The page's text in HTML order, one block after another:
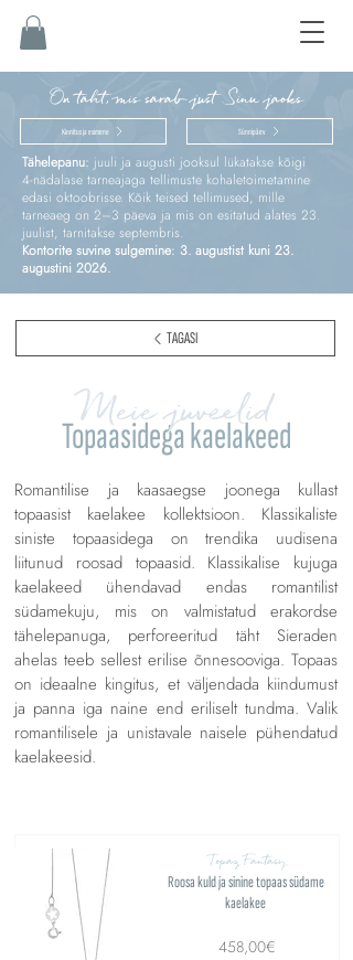
On täht, mis särab just Sinu jaoks
Kinnitus ja esimene Sünnipäev
Tähelepanu: juuli ja augusti jooksul lükatakse kõigi
4‑nädalase tarneajaga tellimuste kohaletoimetamine
edasi oktoobrisse. Kõik teised tellimused, mille
tarneaeg on 2–3 päeva ja mis on esitatud alates 23.
juulist, tarnitakse septembris.
Kontorite suvine sulgemine: 3. augustist kuni 23.
augustini 2026.
TAGASI
Topaasidega kaelakeed
Meie juveelid
Romantilise ja kaasaegse joonega kullast
topaasist kaelakee kollektsioon. Klassikaliste
siniste topaasidega on trendika uudisena
liitunud roosad topaasid. Klassikalise kujuga
kaelakeed ühendavad endas romantilist
südamekuju, mis on valmistatud erakordse
tähelepanuga, perforeeritud täht Sieraden
ahelas teeb sellest erilise õnnesooviga. Topaas
on ideaalne kingitus, et väljendada kiindumust
ja panna iga naine end eriliselt tundma. Valik
romantilisele ja unistavale naisele pühendatud
kaelakeesid.
Topaz Fantasy
Roosa kuld ja sinine topaas südame
kaelakee
458,00€